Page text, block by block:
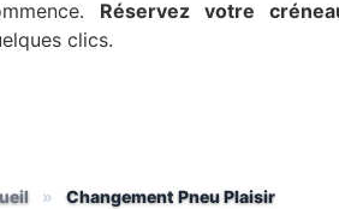
Réservez votre
clics.
» Changement Pneu Plaisir